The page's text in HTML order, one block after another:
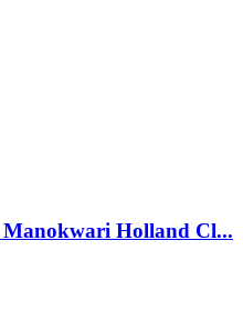
Manokwari Holland Cl...